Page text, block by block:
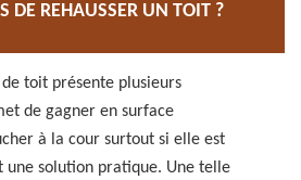
DE REHAUSSER UN TOIT ?
toit présente plusieurs
de gagner en surface
à la cour surtout si elle est
une solution pratique. Une telle